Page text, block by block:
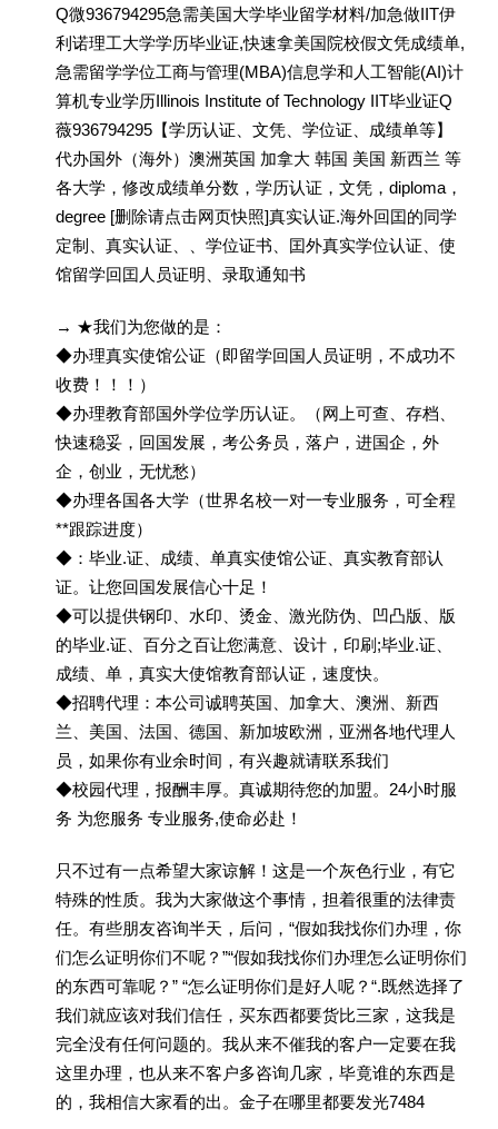
Q微936794295急需美国大学毕业留学材料/加急做IIT伊
利诺理工大学学历毕业证,快速拿美国院校假文凭成绩单,
急需留学学位工商与管理(MBA)信息学和人工智能(AI)计
算机专业学历Illinois Institute of Technology IIT毕业证Q
薇936794295【学历认证、文凭、学位证、成绩单等】
代办国外（海外）澳洲英国 加拿大 韩国 美国 新西兰 等
各大学，修改成绩单分数，学历认证，文凭，diploma，
degree [删除请点击网页快照]真实认证.海外回囯的同学
定制、真实认证、、学位证书、囯外真实学位认证、使
馆留学回囯人员证明、录取通知书
→ ★我们为您做的是：
◆办理真实使馆公证（即留学回国人员证明，不成功不
收费！！！）
◆办理教育部国外学位学历认证。（网上可查、存档、
快速稳妥，回国发展，考公务员，落户，进国企，外
企，创业，无忧愁）
◆办理各国各大学（世界名校一对一专业服务，可全程
**跟踪进度）
◆：毕业.证、成绩、单真实使馆公证、真实教育部认
证。让您回国发展信心十足！
◆可以提供钢印、水印、烫金、激光防伪、凹凸版、版
的毕业.证、百分之百让您满意、设计，印刷;毕业.证、
成绩、单，真实大使馆教育部认证，速度快。
◆招聘代理：本公司诚聘英国、加拿大、澳洲、新西
兰、美国、法国、德国、新加坡欧洲，亚洲各地代理人
员，如果你有业余时间，有兴趣就请联系我们
◆校园代理，报酬丰厚。真诚期待您的加盟。24小时服
务 为您服务 专业服务,使命必赴！
只不过有一点希望大家谅解！这是一个灰色行业，有它
特殊的性质。我为大家做这个事情，担着很重的法律责
任。有些朋友咨询半天，后问，“假如我找你们办理，你
们怎么证明你们不呢？”“假如我找你们办理怎么证明你们
的东西可靠呢？” “怎么证明你们是好人呢？“.既然选择了
我们就应该对我们信任，买东西都要货比三家，这我是
完全没有任何问题的。我从来不催我的客户一定要在我
这里办理，也从来不客户多咨询几家，毕竟谁的东西是
的，我相信大家看的出。金子在哪里都要发光7484